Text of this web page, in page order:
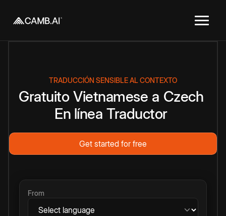
TRADUCCIÓN SENSIBLE AL CONTEXTO
Gratuito Vietnamese a Czech
En línea Traductor
Get started for free
From